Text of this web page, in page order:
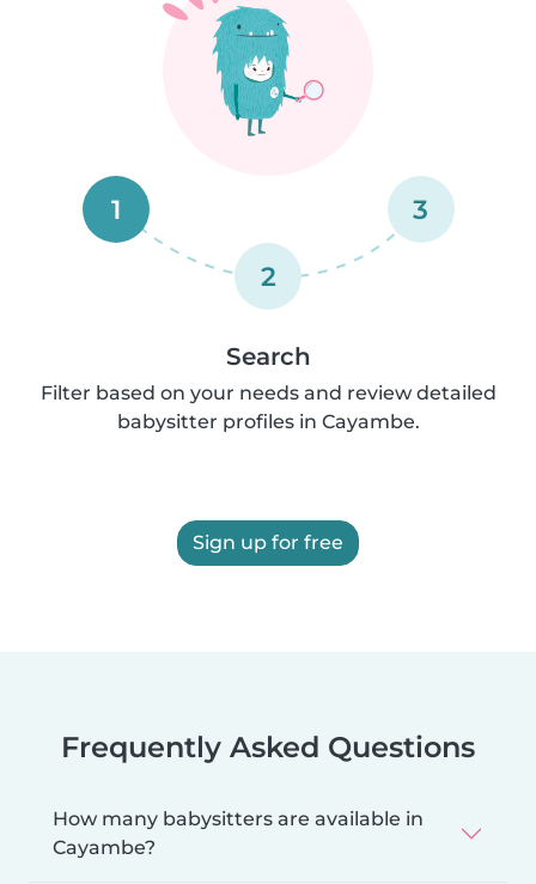
1
2
3
Search
Filter based on your needs and review detailed
babysitter profiles in Cayambe.
Sign up for free
Frequently Asked Questions
How many babysitters are available in
Cayambe?